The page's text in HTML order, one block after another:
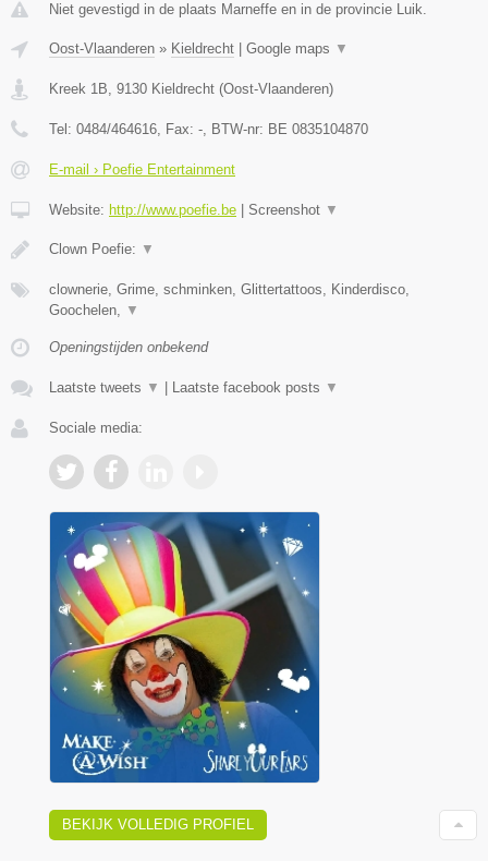
Niet gevestigd in de plaats Marneffe en in de provincie Luik.
Oost-Vlaanderen » Kieldrecht Google maps ▼
Kreek 1B, 9130 Kieldrecht (Oost-Vlaanderen)
Tel: 0484/464616, Fax: -, BTW-nr: BE 0835104870
E-mail › Poefie Entertainment
Website: http://www.poefie.be Screenshot ▼
Clown Poefie: ▼
clownerie, Grime, schminken, Glittertattoos, Kinderdisco,
Goochelen, ▼
Openingstijden onbekend
Laatste tweets ▼ Laatste facebook posts ▼
Sociale media:
BEKIJK VOLLEDIG PROFIEL